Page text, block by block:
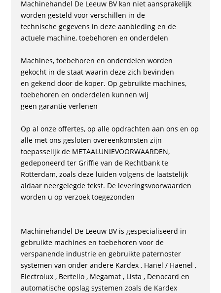
Machinehandel De Leeuw BV kan niet aansprakelijk
worden gesteld voor verschillen in de
technische gegevens in deze aanbieding en de
actuele machine, toebehoren en onderdelen
Machines, toebehoren en onderdelen worden
gekocht in de staat waarin deze zich bevinden
en gekend door de koper. Op gebruikte machines,
toebehoren en onderdelen kunnen wij
geen garantie verlenen
Op al onze offertes, op alle opdrachten aan ons en op
alle met ons gesloten overeenkomsten zijn
toepasselijk de METAALUNIEVOORWAARDEN,
gedeponeerd ter Griffie van de Rechtbank te
Rotterdam, zoals deze luiden volgens de laatstelijk
aldaar neergelegde tekst. De leveringsvoorwaarden
worden u op verzoek toegezonden
Machinehandel De Leeuw BV is gespecialiseerd in
gebruikte machines en toebehoren voor de
verspanende industrie en gebruikte paternoster
systemen van onder andere Kardex , Hanel / Haenel ,
Electrolux , Bertello , Megamat , Lista , Denocard en
automatische opslag systemen zoals de Kardex